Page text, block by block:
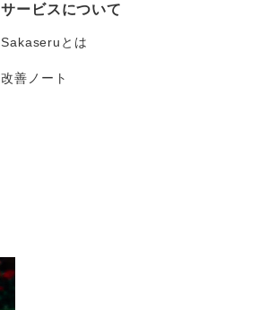
サービスについて
Sakaseruとは
改善ノート